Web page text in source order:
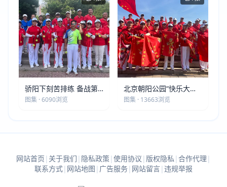
骄阳下刻苦排练 备战第
五届莫斯科世界大健康运
图集 · 6090浏览
北京朝阳公园“快乐大本
营”建党105周年庆祝活动
图集 · 13663浏览
网站首页 | 关于我们 | 隐私政策| 使用协议 | 版权隐私 | 合作代理 |
联系方式| 网站地图 | 广告服务| 网站留言| 违规举报